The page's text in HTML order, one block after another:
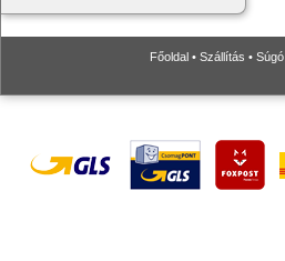
Főoldal • Szállítás • Súgó